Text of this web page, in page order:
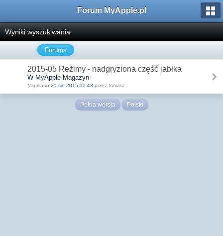
Forum MyApple.pl
Wyniki wyszukiwania
Forums
2015-05 Reżimy - nadgryziona część jabłka
W MyApple Magazyn
Napisano 21 sie 2015 10:43 przez tomasz
Pełna wersja Polski